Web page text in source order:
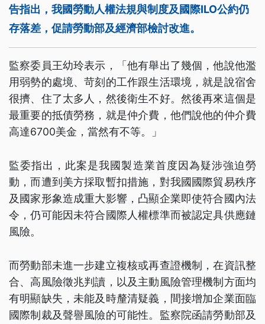
告指出，我國勞動人權法規與制度及國際ILO公約仍
存落差，促請勞動部及經濟部檢討改進。
監察委員王幼玲表示，「他有舉出了幾個，他說他濫
用弱勢的處境、苛刻的工作跟生活環境，就是說宿舍
很擠、住了太多人，然後衛生不好。然後再來這個是
最重要的抵債勞務，就是仲介費，他們說他的仲介費
高達6700美金，當然有不等。」
監委指出，此案是我國製造業首度因為疑涉強迫勞
動，而遭到美方採取暫扣措施，對我國國際貿易秩序
及國家形象造成重大影響，凸顯企業即使符合國內法
令，仍可能因未符合國際人權標準而被認定具供應鏈
風險。
而勞動部未進一步建立複核或再查證機制，在資訊整
合、高風險徵兆判讀，以及主動風險管理機制方面均
有明顯缺失，未能及時釐清疑義，間接增加企業面臨
國際制裁及聲譽風險的可能性。監察院函請勞動部及